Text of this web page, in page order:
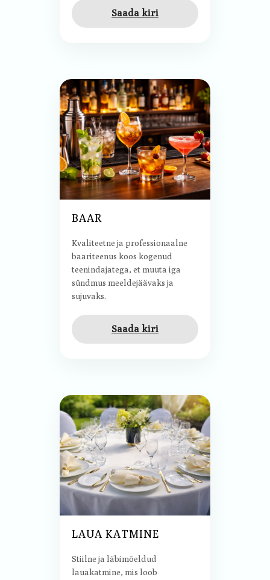
Saada kiri
BAAR
Kvaliteetne ja professionaalne
baariteenus koos kogenud
teenindajatega, et muuta iga
sündmus meeldejäävaks ja
sujuvaks.
Saada kiri
LAUA KATMINE
Stiilne ja läbimõeldud
lauakatmine, mis loob